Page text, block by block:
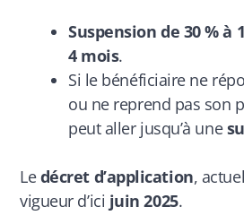
Suspension de 30 % à
4 mois.
Si le bénéficiaire ne
ou ne reprend pas son
peut aller jusqu’à une
Ledécret d’application,
vigueur d’ici juin 2025.